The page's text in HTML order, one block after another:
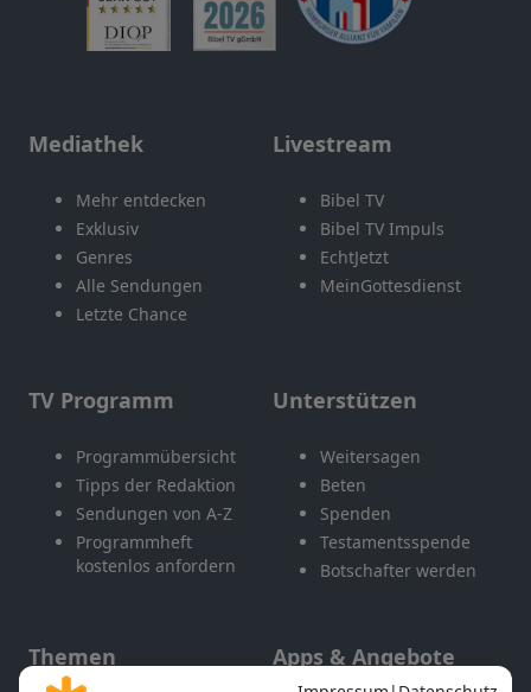
Mediathek
Mehr entdecken
Exklusiv
Genres
Alle Sendungen
Letzte Chance
Livestream
Bibel TV
Bibel TV Impuls
EchtJetzt
MeinGottesdienst
TV Programm
Programmübersicht
Tipps der Redaktion
Sendungen von A-Z
Programmheft
kostenlos anfordern
Unterstützen
Weitersagen
Beten
Spenden
Testamentsspende
Botschafter werden
Themen Apps & Angebote